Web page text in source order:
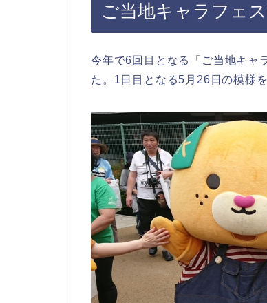
ご当地キャラフェ
今年で6回目となる「ご当地キャ
た。1日目となる5月26日の模様